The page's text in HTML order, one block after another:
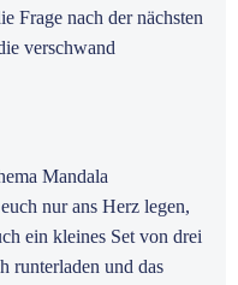
Frage nach der nächsten
verschwand
Mandala
nur ans Herz legen,
ein kleines Set von drei
runterladen und das